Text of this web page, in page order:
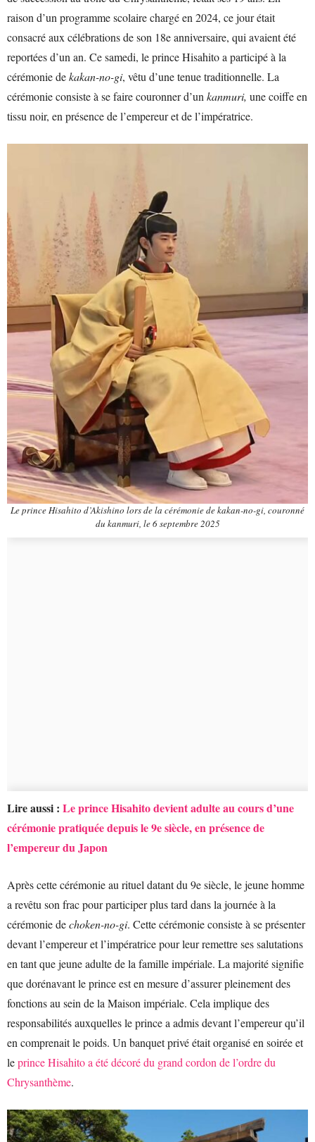
raison d’un programme scolaire chargé en 2024, ce jour était
consacré aux célébrations de son 18e anniversaire, qui avaient été
reportées d’un an. Ce samedi, le prince Hisahito a participé à la
cérémonie dekakan-no-gi, vêtu d’une tenue traditionnelle. La
cérémonie consiste à se faire couronner d’un kanmuri, une coiffe en
tissu noir, en présence de l’empereur et de l’impératrice.
Le prince Hisahito d’Akishino lors de la cérémonie de kakan-no-gi, couronné
du kanmuri, le 6 septembre 2025
Lire aussi : Le prince Hisahito devient adulte au cours d’une
cérémonie pratiquée depuis le 9e siècle, en présence de
l’empereur du Japon
Après cette cérémonie au rituel datant du 9e siècle, le jeune homme
a revêtu son frac pour participer plus tard dans la journée à la
cérémonie dechoken-no-gi. Cette cérémonie consiste à se présenter
devant l’empereur et l’impératrice pour leur remettre ses salutations
en tant que jeune adulte de la famille impériale. La majorité signifie
que dorénavant le prince est en mesure d’assurer pleinement des
fonctions au sein de la Maison impériale. Cela implique des
responsabilités auxquelles le prince a admis devant l’empereur qu’il
en comprenait le poids. Un banquet privé était organisé en soirée et
leprince Hisahito a été décoré du grand cordon de l’ordre du
Chrysanthème.